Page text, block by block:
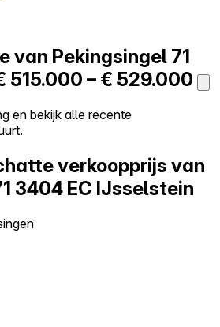
van Pekingsingel 71
515.000 – € 529.000
en bekijk alle recente
verkoopprijs van
3404 EC IJsselstein